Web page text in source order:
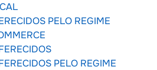
PELO REGIME
PELO REGIME